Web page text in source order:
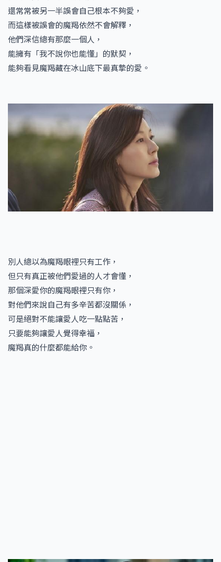
還常常被另一半誤會自己根本不夠愛，
而這樣被誤會的魔羯依然不會解釋，
他們深信總有那麼一個人，
能擁有「我不說你也能懂」的默契，
能夠看見魔羯藏在冰山底下最真摯的愛。
別人總以為魔羯眼裡只有工作，
但只有真正被他們愛過的人才會懂，
那個深愛你的魔羯眼裡只有你，
對他們來說自己有多辛苦都沒關係，
可是絕對不能讓愛人吃一點點苦，
只要能夠讓愛人覺得幸福，
魔羯真的什麼都能給你。